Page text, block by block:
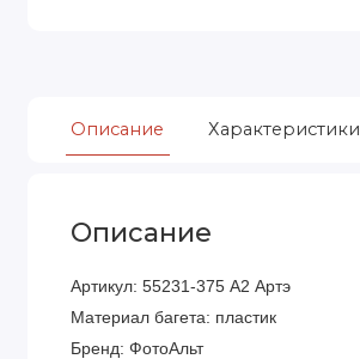
Описание Характеристики
Описание
Артикул: 55231-375 А2 Артэ
Материал багета: пластик
Бренд: ФотоАльт